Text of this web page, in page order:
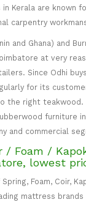
Kerala are known
carpentry
and Ghana) and
at very
Since Odhi
for its
the right teakwood.
furniture
and commercial
/ Foam /
lowest
Foam, Coir,
mattress brands